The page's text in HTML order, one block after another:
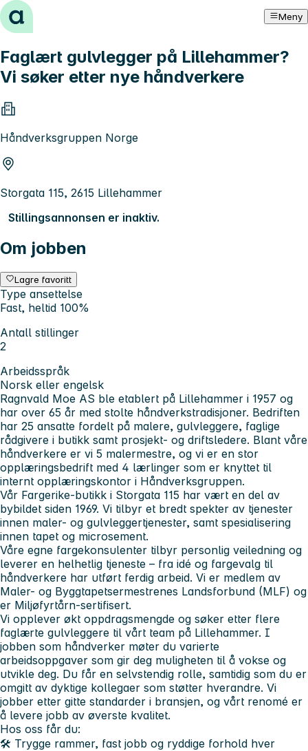
Hopp til innhold Meny
Faglært gulvlegger på Lillehammer?
Vi søker etter nye håndverkere
Håndverksgruppen Norge
Storgata 115, 2615 Lillehammer
Stillingsannonsen er inaktiv.
Om jobben
Lagre favoritt
Type ansettelse
Fast, heltid 100%
Antall stillinger
2
Arbeidsspråk
Norsk eller engelsk
Ragnvald Moe AS ble etablert på Lillehammer i 1957 og
har over 65 år med stolte håndverkstradisjoner. Bedriften
har 25 ansatte fordelt på malere, gulvleggere, faglige
rådgivere i butikk samt prosjekt- og driftsledere. Blant våre
håndverkere er vi 5 malermestre, og vi er en stor
opplæringsbedrift med 4 lærlinger som er knyttet til
internt opplæringskontor i Håndverksgruppen.
Vår Fargerike-butikk i Storgata 115 har vært en del av
bybildet siden 1969. Vi tilbyr et bredt spekter av tjenester
innen maler- og gulvleggertjenester, samt spesialisering
innen tapet og microsement.
Våre egne fargekonsulenter tilbyr personlig veiledning og
leverer en helhetlig tjeneste – fra idé og fargevalg til
håndverkere har utført ferdig arbeid. Vi er medlem av
Maler- og Byggtapetsermestrenes Landsforbund (MLF) og
er Miljøfyrtårn-sertifisert.
Vi opplever økt oppdragsmengde og søker etter flere
faglærte gulvleggere til vårt team på Lillehammer. I
jobben som håndverker møter du varierte
arbeidsoppgaver som gir deg muligheten til å vokse og
utvikle deg. Du får en selvstendig rolle, samtidig som du er
omgitt av dyktige kollegaer som støtter hverandre. Vi
jobber etter gitte standarder i bransjen, og vårt renomé er
å levere jobb av øverste kvalitet.
Hos oss får du:
🛠️ Trygge rammer, fast jobb og ryddige forhold hver